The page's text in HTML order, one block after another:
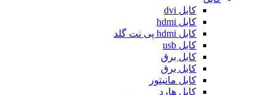
کابل dvi
کابل hdmi
کابل hdmi پی نت گلد
کابل usb
کابل برق
کابل برق
کابل مانیتور
کابل هارد